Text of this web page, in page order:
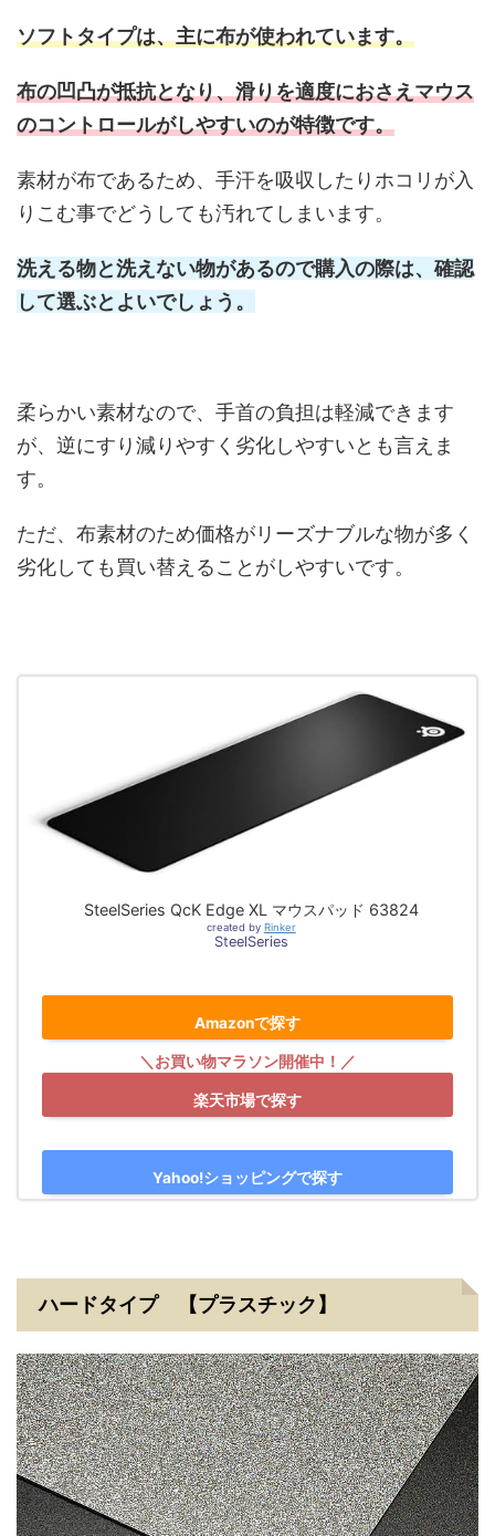
ソフトタイプは、主に布が使われています。
布の凹凸が抵抗となり、滑りを適度におさえマウス
のコントロールがしやすいのが特徴です。
素材が布であるため、手汗を吸収したりホコリが入
りこむ事でどうしても汚れてしまいます。
洗える物と洗えない物があるので購入の際は、確認
して選ぶとよいでしょう。
柔らかい素材なので、手首の負担は軽減できます
が、逆にすり減りやすく劣化しやすいとも言えま
す。
ただ、布素材のため価格がリーズナブルな物が多く
劣化しても買い替えることがしやすいです。
SteelSeries QcK Edge XL マウスパッド 63824
created by Rinker
SteelSeries
Amazonで探す
楽天市場で探す
Yahoo!ショッピングで探す
ハードタイプ 【プラスチック】